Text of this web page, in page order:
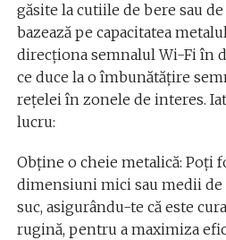
găsite la cutiile de bere sau de
bazează pe capacitatea
direcționa semnalul Wi-Fi în
ce duce la o îmbunătățire
rețelei în zonele de interes.
lucru:
Obține o cheie metalică: Poți
dimensiuni mici sau medii de
suc, asigurându-te că este
rugină, pentru a maximiza